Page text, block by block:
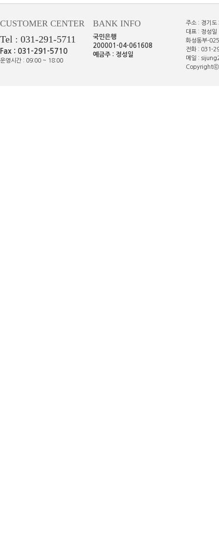
CUSTOMER CENTER
Tel : 031-291-5711
Fax : 031-291-5710
운영시간 : 09:00 ~ 18:00
BANK INFO
국민은행
200001-04-061608
예금주 : 정성일
주소 : 경기
대표 : 정성
화성동부-
전화 : 031-
메일 :